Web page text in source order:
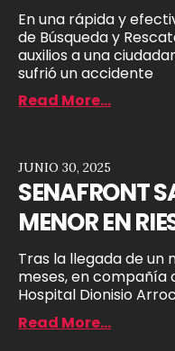
En una rápida y
de Búsqueda y
auxilios a una
sufrió un accidente
Read More...
SENAFRONT
MENOR EN
Tras la llegada de un
meses, en compañía
Hospital Dionisio
JUNIO 30, 2025
Read More...